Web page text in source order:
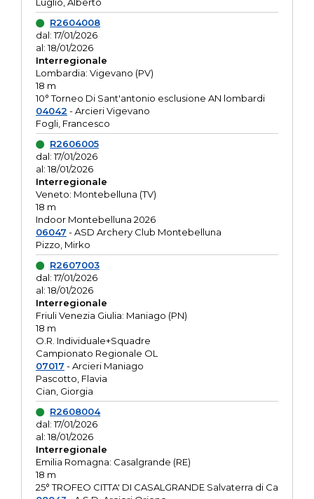
R2604008
dal: 17/01/2026
al: 18/01/2026
Interregionale
Lombardia: Vigevano (PV)
18 m
10° Torneo Di Sant'antonio esclusione AN lombardi
04042 - Arcieri Vigevano
Fogli, Francesco
R2606005
dal: 17/01/2026
al: 18/01/2026
Interregionale
Veneto: Montebelluna (TV)
18 m
Indoor Montebelluna 2026
06047 - ASD Archery Club Montebelluna
Pizzo, Mirko
R2607003
dal: 17/01/2026
al: 18/01/2026
Interregionale
Friuli Venezia Giulia: Maniago (PN)
18 m
O.R. Individuale+Squadre
Campionato Regionale OL
07017 - Arcieri Maniago
Pascotto, Flavia
Cian, Giorgia
R2608004
dal: 17/01/2026
al: 18/01/2026
Interregionale
Emilia Romagna: Casalgrande (RE)
18 m
25° TROFEO CITTA' DI CASALGRANDE Salvaterra di Ca